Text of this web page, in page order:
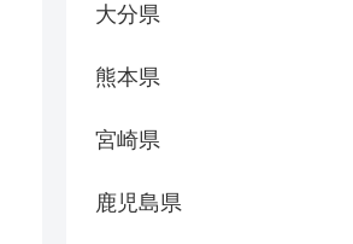
大分県
熊本県
宮崎県
鹿児島県